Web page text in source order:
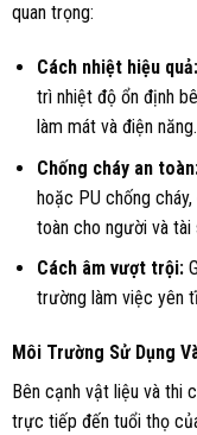
quan trọng:
Cách nhiệt hiệu quả:
trì nhiệt độ ổn định
làm mát và điện năng.
Chống cháy an
hoặc PU chống
toàn cho người và tài
Cách âm vượt trội:
trường làm việc yên
Môi Trường Sử Dụng
Bên cạnh vật liệu và thi
trực tiếp đến tuổi thọ